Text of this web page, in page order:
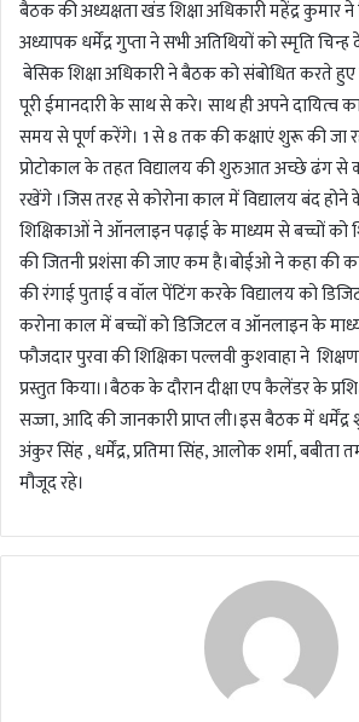
बैठक की अध्यक्षता खंड शिक्षा अधिकारी महेंद्र कुमार
अध्यापक धर्मेंद्र गुप्ता ने सभी अतिथियों को स्मृति
बेसिक शिक्षा अधिकारी ने बैठक को संबोधित करते हुए
पूरी ईमानदारी के साथ से करे। साथ ही अपने दायित्व
समय से पूर्ण करेंगे। 1 से 8 तक की कक्षाएं शुरू की जा
प्रोटोकाल के तहत विद्यालय की शुरुआत अच्छे ढंग से
रखेंगे ।जिस तरह से कोरोना काल में विद्यालय बंद होने
शिक्षिकाओं ने ऑनलाइन पढ़ाई के माध्यम से बच्चों को
की जितनी प्रशंसा की जाए कम है।बोईओ ने कहा की
की रंगाई पुताई व वॉल पेंटिंग करके विद्यालय को
करोना काल में बच्चों को डिजिटल व ऑनलाइन के
फौजदार पुरवा की शिक्षिका पल्लवी कुशवाहा ने
प्रस्तुत किया।।बैठक के दौरान दीक्षा एप कैलेंडर के
सज्जा, आदि की जानकारी प्राप्त ली।इस बैठक में
अंकुर सिंह , धर्मेंद्र, प्रतिमा सिंह, आलोक शर्मा,
मौजूद रहे।